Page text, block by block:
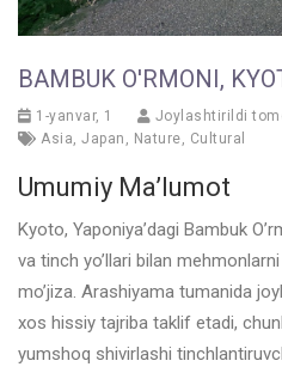
BAMBUK O'RMONI,
1-yanvar, 1
Joylashtirildi
Asia, Japan , Nature, Cultural
Umumiy Ma’lumot
Kyoto, Yaponiya’dagi Bambuk
va tinch yo’llari bilan
mo’jiza. Arashiyama tumanida
xos hissiy tajriba taklif etadi,
yumshoq shivirlashi